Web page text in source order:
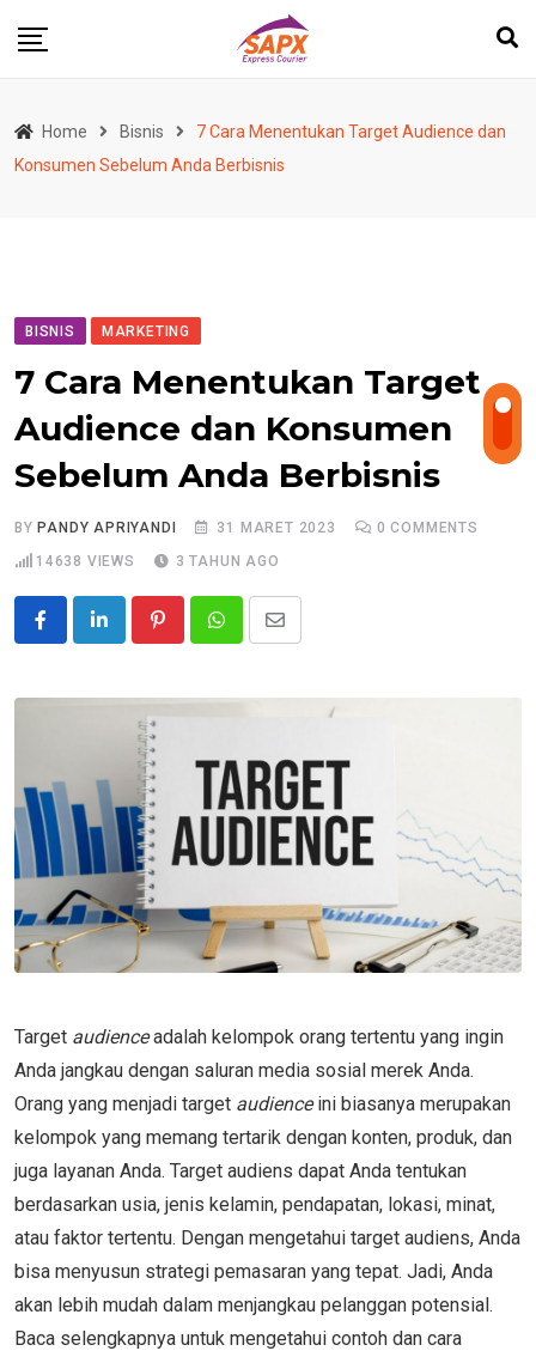
Home Bisnis
7 Cara Menentukan Target Audience dan
Konsumen Sebelum Anda Berbisnis
BISNIS MARKETING
7 Cara Menentukan Target
Audience dan Konsumen
Sebelum Anda Berbisnis
BY PANDY APRIYANDI 31 MARET 2023 0 COMMENTS
14638 VIEWS 3 TAHUN AGO
PinterestWhatsappShare
Email
Target audienceadalah kelompok orang tertentu yang ingin
Anda jangkau dengan saluran media sosial merek Anda.
Orang yang menjadi target audienceini biasanya merupakan
kelompok yang memang tertarik dengan konten, produk, dan
juga layanan Anda. Target audiens dapat Anda tentukan
berdasarkan usia, jenis kelamin, pendapatan, lokasi, minat,
atau faktor tertentu. Dengan mengetahui target audiens, Anda
bisa menyusun strategi pemasaran yang tepat. Jadi, Anda
akan lebih mudah dalam menjangkau pelanggan potensial.
Baca selengkapnya untuk mengetahui contoh dan cara